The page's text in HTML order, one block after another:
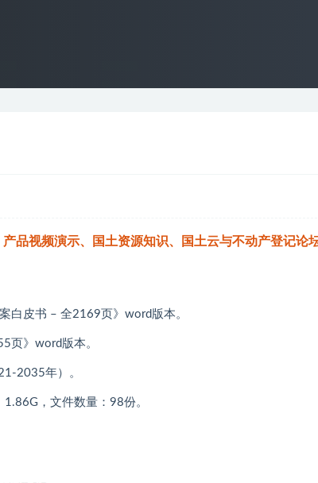
品视频演示、国土资源知识、国土云与不动产登记论
白皮书 – 全2169页》word版本。
页》word版本。
2035年）。
，文件数量：98份。